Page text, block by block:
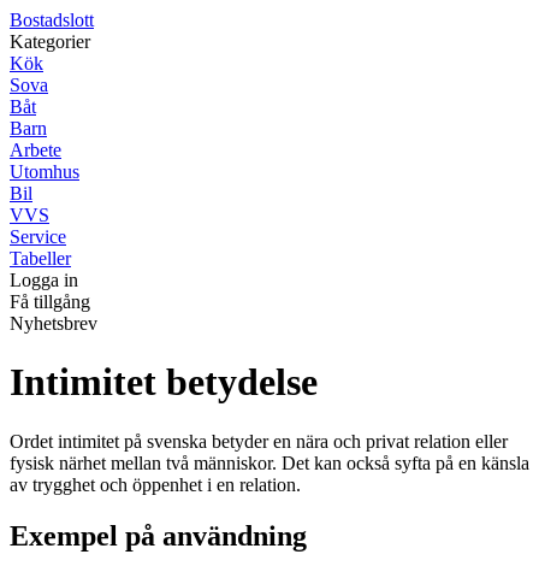
Bostadslott
Kategorier
Kök
Sova
Båt
Barn
Arbete
Utomhus
Bil
VVS
Service
Tabeller
Logga in
Få tillgång
Nyhetsbrev
Intimitet betydelse
Ordet intimitet på svenska betyder en nära och privat relation eller
fysisk närhet mellan två människor. Det kan också syfta på en känsla
av trygghet och öppenhet i en relation.
Exempel på användning